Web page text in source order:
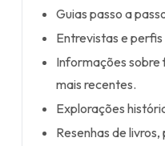
Guias passo a
Entrevistas e
Informações
mais recentes.
Explorações
Resenhas de